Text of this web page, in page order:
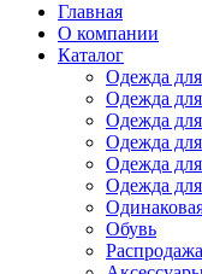
Главная
О компании
Каталог
Одежда
Одежда
Одежда
Одежда
Одежда
Одежда
Обувь